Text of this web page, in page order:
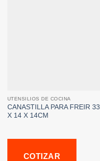
UTENSILIOS DE COCINA
CANASTILLA PARA FREIR 33
X 14 X 14CM
COTIZAR